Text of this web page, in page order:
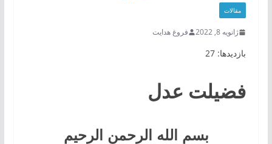
مقالات
ژانویه 8, 2022 فروغ هدایت
بازدیدها: 27
فضیلت عدل
بسم الله الرحمن الرحیم